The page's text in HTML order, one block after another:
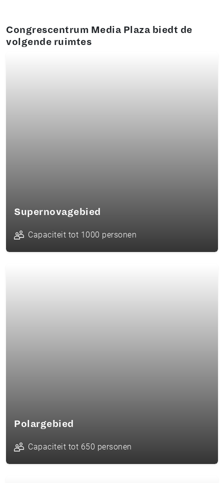
Congrescentrum Media Plaza biedt de
volgende ruimtes
Supernovagebied
Capaciteit tot 1000 personen
Polargebied
Capaciteit tot 650 personen